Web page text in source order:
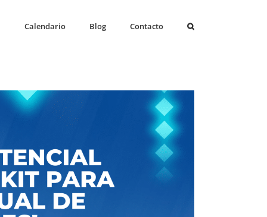
Calendario Blog Contacto